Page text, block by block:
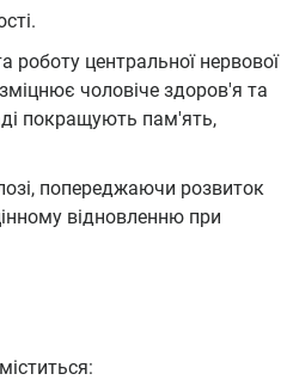
роботу центральної нервової
чоловіче здоров'я та
покращують пам'ять,
попереджаючи розвиток
відновленню при
міститься: